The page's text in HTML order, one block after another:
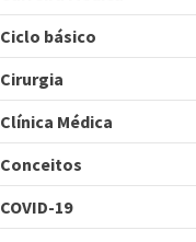
Ciclo básico
Cirurgia
Clínica Médica
Conceitos
COVID-19